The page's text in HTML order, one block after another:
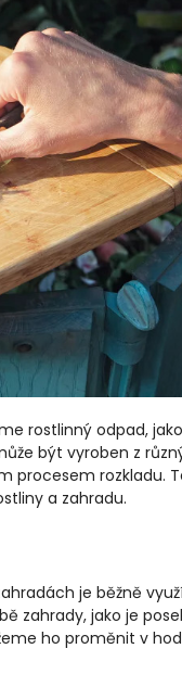
rostlinný odpad,
být vyroben z
procesem rozkladu.
a zahradu.
je běžně
zahrady, jako je
ho proměnit v